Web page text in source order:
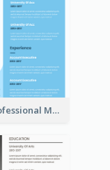
Blue Professional Marketing Resume